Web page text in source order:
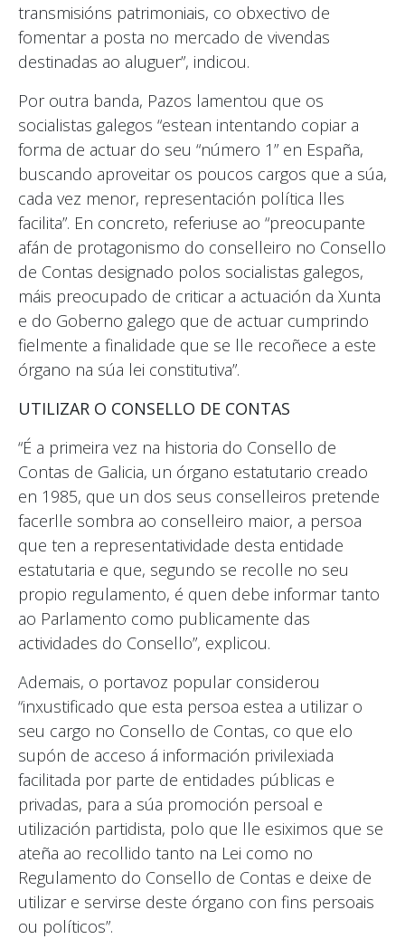
transmisións patrimoniais, co obxectivo de
fomentar a posta no mercado de vivendas
destinadas ao aluguer”, indicou.
Por outra banda, Pazos lamentou que os
socialistas galegos “estean intentando copiar a
forma de actuar do seu “número 1” en España,
buscando aproveitar os poucos cargos que a súa,
cada vez menor, representación política lles
facilita”. En concreto, referiuse ao “preocupante
afán de protagonismo do conselleiro no Consello
de Contas designado polos socialistas galegos,
máis preocupado de criticar a actuación da Xunta
e do Goberno galego que de actuar cumprindo
fielmente a finalidade que se lle recoñece a este
órgano na súa lei constitutiva”.
UTILIZAR O CONSELLO DE CONTAS
“É a primeira vez na historia do Consello de
Contas de Galicia, un órgano estatutario creado
en 1985, que un dos seus conselleiros pretende
facerlle sombra ao conselleiro maior, a persoa
que ten a representatividade desta entidade
estatutaria e que, segundo se recolle no seu
propio regulamento, é quen debe informar tanto
ao Parlamento como publicamente das
actividades do Consello”, explicou.
Ademais, o portavoz popular considerou
“inxustificado que esta persoa estea a utilizar o
seu cargo no Consello de Contas, co que elo
supón de acceso á información privilexiada
facilitada por parte de entidades públicas e
privadas, para a súa promoción persoal e
utilización partidista, polo que lle esiximos que se
ateña ao recollido tanto na Lei como no
Regulamento do Consello de Contas e deixe de
utilizar e servirse deste órgano con fins persoais
ou políticos”.